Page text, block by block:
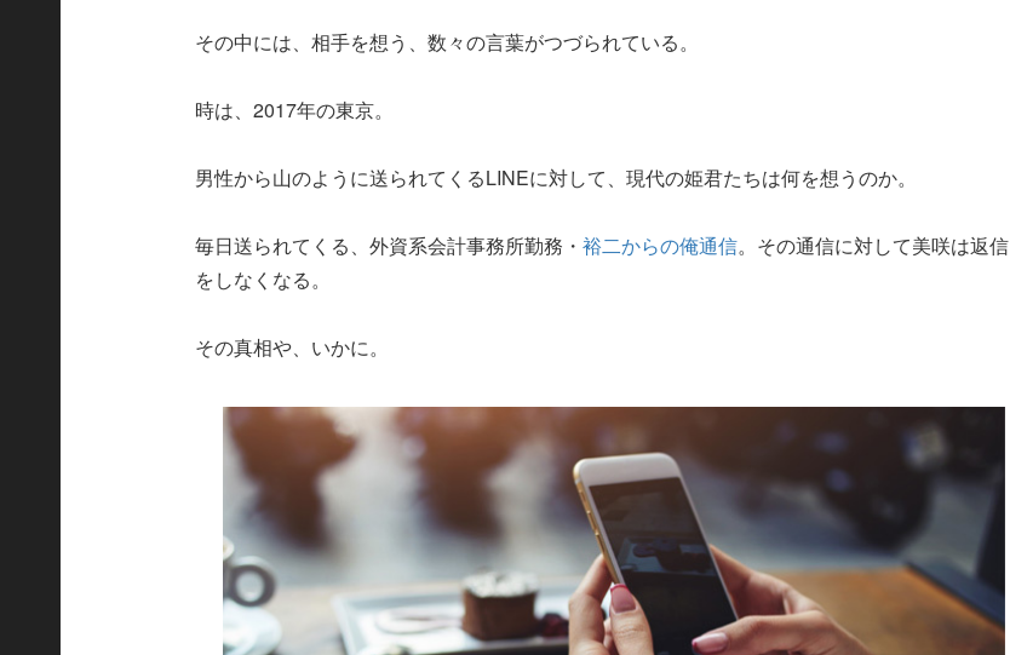
その中には、相手を想う、数々の言葉がつづられている。
時は、2017年の東京。
男性から山のように送られてくるLINEに対して、現代の姫君たちは何を想うのか。
毎日送られてくる、外資系会計事務所勤務・裕二からの俺通信。その通信に対して美咲は返信
をしなくなる。
その真相や、いかに。